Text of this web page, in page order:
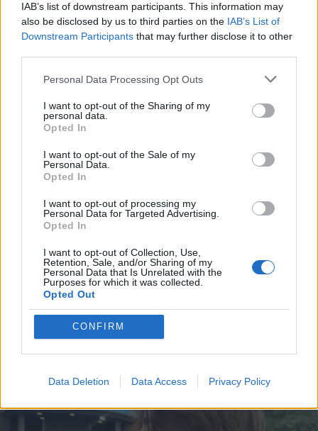
IAB’s list of downstream participants. This information may
also be disclosed by us to third parties on the IAB’s List of
Downstream Participants that may further disclose it to other
Personal Data Processing Opt Outs
I want to opt-out of the Sharing of my
personal data.
Opted In
I want to opt-out of the Sale of my
Personal Data.
Opted In
I want to opt-out of processing my
Personal Data for Targeted Advertising.
Opted In
I want to opt-out of Collection, Use,
Retention, Sale, and/or Sharing of my
Personal Data that Is Unrelated with the
Purposes for which it was collected.
Opted Out
CONFIRM
Data Deletion Data Access Privacy Policy